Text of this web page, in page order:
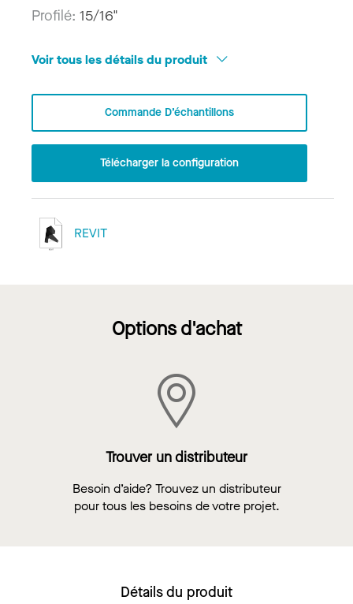
Profilé: 15/16"
Voir tous les détails du produit
Commande D’échantillons
Télécharger la configuration
REVIT
Options d'achat
Trouver un distributeur
Besoin d’aide? Trouvez un distributeur
pour tous les besoins de votre projet.
Détails du produit